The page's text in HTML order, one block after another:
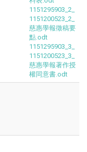
1151295903_2_
1151200523_2_
慈惠學報徵稿要
點.odt
1151295903_3_
1151200523_3_
慈惠學報著作授
權同意書.odt